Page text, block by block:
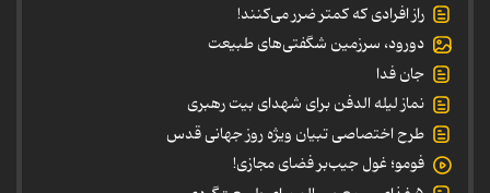
راز افرادی که کمتر ضرر می‌کنند!
دورود، سرزمین شگفتی‌های طبیعت
جان فدا
نماز لیله الدفن برای شهدای بیت رهبری
طرح اختصاصی تبیان ویژه روز جهانی قدس
فومو؛ غول جیب‌بر فضای مجازی!